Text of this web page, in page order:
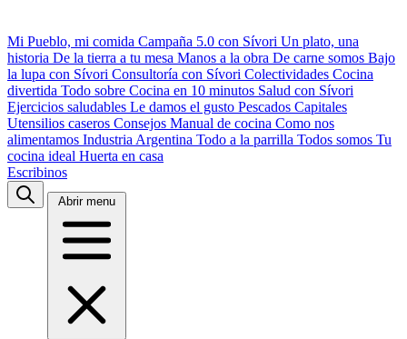
Mi Pueblo, mi comida Campaña 5.0 con Sívori Un plato, una
historia De la tierra a tu mesa Manos a la obra De carne somos Bajo
la lupa con Sívori Consultoría con Sívori Colectividades Cocina
divertida Todo sobre Cocina en 10 minutos Salud con Sívori
Ejercicios saludables Le damos el gusto Pescados Capitales
Utensilios caseros Consejos Manual de cocina Como nos
alimentamos Industria Argentina Todo a la parrilla Todos somos Tu
cocina ideal Huerta en casa
Escribinos
Abrir menu